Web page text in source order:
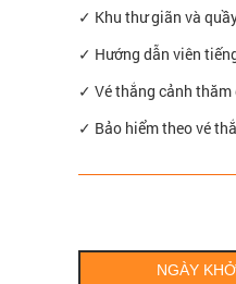
✓ Khu thư giãn và
✓ Hướng dẫn viên
✓ Vé thắng cảnh
✓ Bảo hiểm theo vé
NGÀY